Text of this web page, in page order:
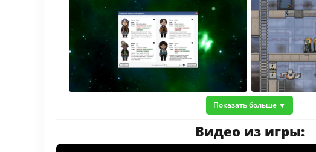
Показать больше
Видео из игры: